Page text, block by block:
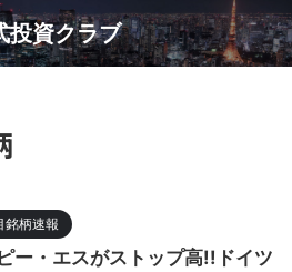
投資クラブ
銘柄速報
ー・エスがストップ高!!ドイツ